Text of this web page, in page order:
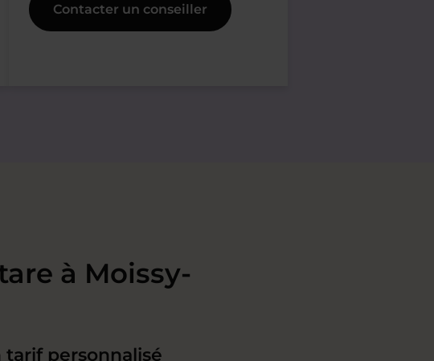
Contacter un conseiller
à Moissy-
personnalisé